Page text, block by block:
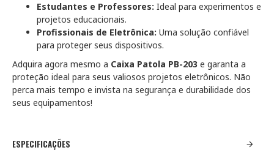
Estudantes e Professores: Ideal para experimentos e
projetos educacionais.
Profissionais de Eletrônica: Uma solução confiável
para proteger seus dispositivos.
Adquira agora mesmo a Caixa Patola PB-203 e garanta a
proteção ideal para seus valiosos projetos eletrônicos. Não
perca mais tempo e invista na segurança e durabilidade dos
seus equipamentos!
ESPECIFICAÇÕES